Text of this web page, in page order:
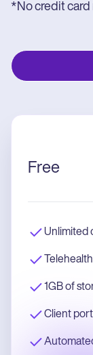
*No credit card
Free
Unlimited
Telehealth
1GB of
Client